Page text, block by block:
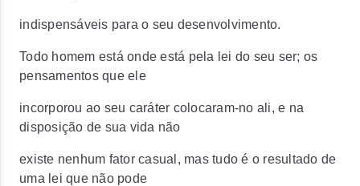
indispensáveis para o seu desenvolvimento.
Todo homem está onde está pela lei do seu ser; os
pensamentos que ele
incorporou ao seu caráter colocaram-no ali, e na
disposição de sua vida não
existe nenhum fator casual, mas tudo é o resultado de
uma lei que não pode